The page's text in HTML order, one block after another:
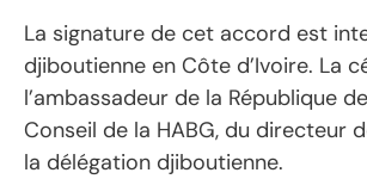
La signature de cet accord est
djiboutienne en Côte d’Ivoire. La
l’ambassadeur de la République
Conseil de la HABG, du directeur
la délégation djiboutienne.